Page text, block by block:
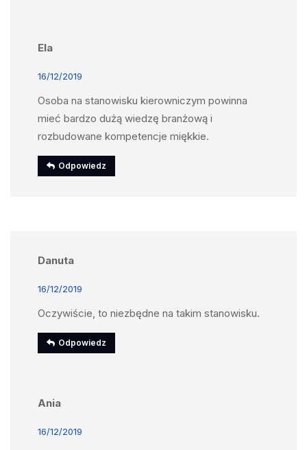
Ela
16/12/2019
Osoba na stanowisku kierowniczym powinna
mieć bardzo dużą wiedzę branżową i
rozbudowane kompetencje miękkie.
Odpowiedz
Danuta
16/12/2019
Oczywiście, to niezbędne na takim stanowisku.
Odpowiedz
Ania
16/12/2019